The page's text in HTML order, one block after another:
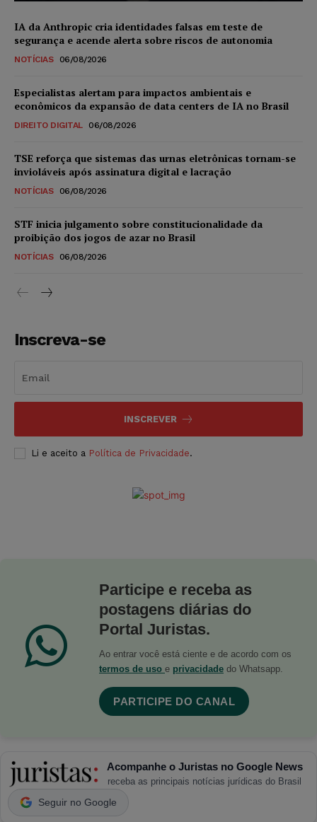
IA da Anthropic cria identidades falsas em teste de
segurança e acende alerta sobre riscos de autonomia
NOTÍCIAS 06/08/2026
Especialistas alertam para impactos ambientais e
econômicos da expansão de data centers de IA no Brasil
DIREITO DIGITAL 06/08/2026
TSE reforça que sistemas das urnas eletrônicas tornam-se
invioláveis após assinatura digital e lacração
NOTÍCIAS 06/08/2026
STF inicia julgamento sobre constitucionalidade da
proibição dos jogos de azar no Brasil
NOTÍCIAS 06/08/2026
Inscreva-se
INSCREVER
Li e aceito a Política de Privacidade.
Participe e receba as
postagens diárias do
Portal Juristas.
Ao entrar você está ciente e de acordo com os
termos de uso e privacidade do Whatsapp.
PARTICIPE DO CANAL
Acompanhe o Juristas no Google News
receba as principais notícias jurídicas do Brasil
Seguir no Google